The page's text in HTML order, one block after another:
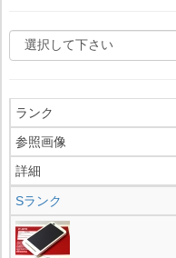
ランク
参照画像
詳細
Sランク